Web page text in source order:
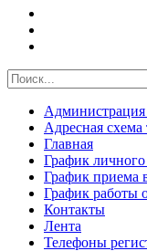
Адресная схема
Главная
График
График приема
График работы
Контакты
Лента
Телефоны